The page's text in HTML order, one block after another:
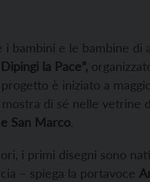
i bambini e le bambine di
la Pace”,
è iniziato a
di sé nelle vetrine
San Marco.
i primi disegni sono
– spiega la portavoce